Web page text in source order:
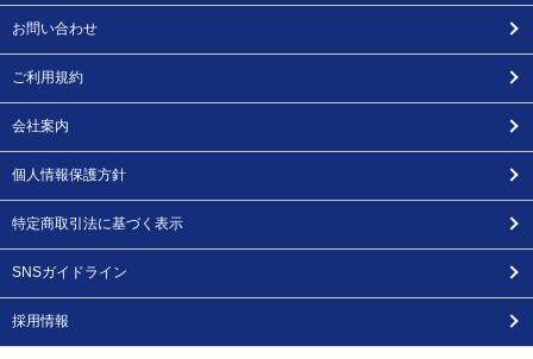
お問い合わせ
ご利用規約
会社案内
個人情報保護方針
特定商取引法に基づく表示
SNSガイドライン
採用情報